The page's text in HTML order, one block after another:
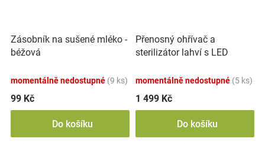
Zásobník na sušené mléko -
béžová
momentálně nedostupné (9 ks)
99 Kč
Do košíku
Přenosný ohřívač a
sterilizátor lahví s LED
momentálně nedostupné (5 ks)
1 499 Kč
Do košíku